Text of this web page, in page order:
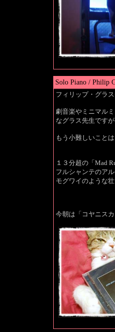
Solo Piano / Philip
フィリップ・グラ
劇音楽やミニマル
なグラス先生です
もう小難しいこと
１３分超の「Mad
フルシャンテのア
モグワイのような
今朝は「コヤニス